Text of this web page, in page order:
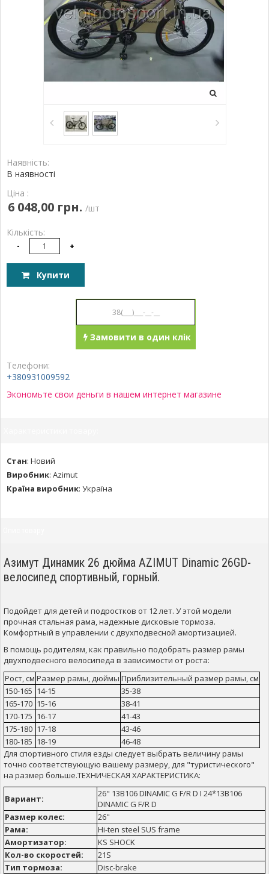
Наявність:
В наявності
Ціна :
6 048,00 грн. /шт
Кількість:
- +
Купити
Замовити в один клік
Телефони:
+380931009592
Экономьте свои деньги в нашем интернет магазине
Стан: Новий
Виробник: Azimut
Країна виробник: Україна
Азимут Динамик 26 дюйма AZIMUT Dinamic 26GD-
велосипед спортивный, горный.
Подойдет для детей и подростков от 12 лет. У этой модели
прочная стальная рама, надежные дисковые тормоза.
Комфортный в управлении с двухподвесной амортизацией.
В помощь родителям, как правильно подобрать размер рамы
двухподвесного велосипеда в зависимости от роста:
Рост, см Размер рамы, дюймы Приблизительный размер рамы, см
150-165 14-15
35-38
165-170 15-16
38-41
170-175 16-17
41-43
175-180 17-18
43-46
180-185 18-19
46-48
Для спортивного стиля езды следует выбрать величину рамы
точно соответствующую вашему размеру, для "туристического"
на размер больше.ТЕХНИЧЕСКАЯ ХАРАКТЕРИСТИКА:
Вариант:
26" 13B106 DINAMIC G F/R D I 24*13B106
DINAMIC G F/R D
Размер колес:
26"
Рама:
Hi-ten steel SUS frame
Амортизатор:
KS SHOCK
Кол-во скоростей:
21S
Тип тормоза:
Disc-brake